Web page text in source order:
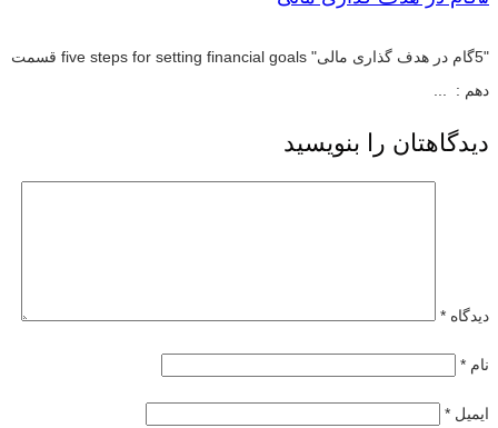
"5گام در هدف گذاری مالی" five steps for setting financial goals قسمت
دهم : ...
دیدگاهتان را بنویسید
دیدگاه *
نام *
ایمیل *